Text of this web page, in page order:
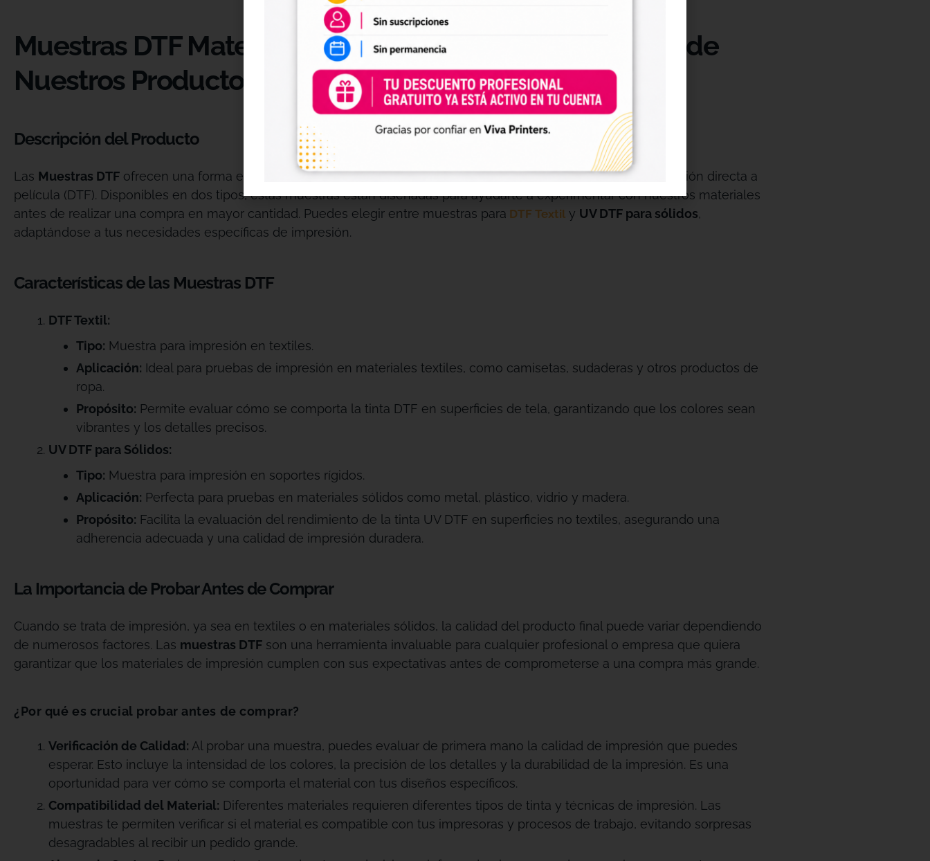
Muestras DTF Materiales Especiales: Prueba la Calidad de
Nuestros Productos de Forma Rápida y Económica
Descripción del Producto
Las Muestras DTF ofrecen una forma económica y práctica de evaluar la calidad de nuestros productos de impresión directa a
película (DTF). Disponibles en dos tipos, estas muestras están diseñadas para ayudarte a experimentar con nuestros materiales
antes de realizar una compra en mayor cantidad. Puedes elegir entre muestras para DTF Textil y UV DTF para sólidos,
adaptándose a tus necesidades específicas de impresión.
Características de las Muestras DTF
DTF Textil:
Tipo: Muestra para impresión en textiles.
Aplicación: Ideal para pruebas de impresión en materiales textiles, como camisetas, sudaderas y otros productos de
ropa.
Propósito: Permite evaluar cómo se comporta la tinta DTF en superficies de tela, garantizando que los colores sean
vibrantes y los detalles precisos.
UV DTF para Sólidos:
Tipo: Muestra para impresión en soportes rígidos.
Aplicación: Perfecta para pruebas en materiales sólidos como metal, plástico, vidrio y madera.
Propósito: Facilita la evaluación del rendimiento de la tinta UV DTF en superficies no textiles, asegurando una
adherencia adecuada y una calidad de impresión duradera.
La Importancia de Probar Antes de Comprar
Cuando se trata de impresión, ya sea en textiles o en materiales sólidos, la calidad del producto final puede variar dependiendo
de numerosos factores. Las muestras DTF son una herramienta invaluable para cualquier profesional o empresa que quiera
garantizar que los materiales de impresión cumplen con sus expectativas antes de comprometerse a una compra más grande.
¿Por qué es crucial probar antes de comprar?
Verificación de Calidad: Al probar una muestra, puedes evaluar de primera mano la calidad de impresión que puedes
esperar. Esto incluye la intensidad de los colores, la precisión de los detalles y la durabilidad de la impresión. Es una
oportunidad para ver cómo se comporta el material con tus diseños específicos.
Compatibilidad del Material: Diferentes materiales requieren diferentes tipos de tinta y técnicas de impresión. Las
muestras te permiten verificar si el material es compatible con tus impresoras y procesos de trabajo, evitando sorpresas
desagradables al recibir un pedido grande.